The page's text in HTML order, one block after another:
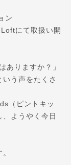
ン
にて取扱い開
ありま すか？」
う声をたく さ
（ピントキッ
、ようやく今日